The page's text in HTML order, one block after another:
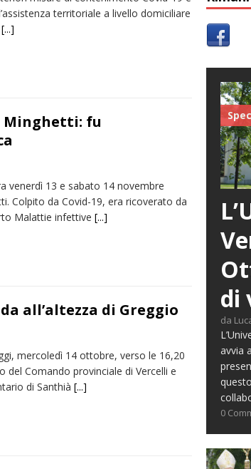
a Vercelli dell’arcivescovo mons. Marco
territoriale a livello domiciliare
[...]
Minghetti: fu
venerdì 13 e sabato 14 novembre
Colpito da Covid-19, era ricoverato da
Malattie infettive [...]
all’altezza di Greggio
mercoledì 14 ottobre, verso le 16,20
del Comando provinciale di Vercelli e
di Santhià [...]
di
da
avvia
0